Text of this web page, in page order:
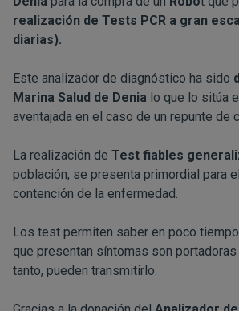
realización de Tests PCR a gran
diarias).
Este analizador de diagnóstico ha sido
Marina Salud de Denia lo que lo sitúa
aventajada en el caso de un repunte de
La realización de Test fiables
población, se presenta primordial para
contención de la enfermedad.
Los test permiten saber en poco
que presentan síntomas son
tanto, pueden transmitirlo.